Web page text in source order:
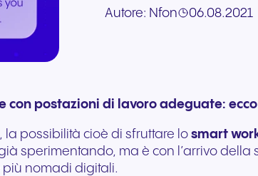
ad alta
l’hardware esistente. Si
del
cure.
Comunicazione integrata
forniamo
per
su Cloudya
Compila il nostro modulo di
Write to us
Autore: Nfon 06.08.2021
postazioni di lavoro adeguate:
la possibilità cioè di sfruttare lo smart
sperimentando, ma è con l’arrivo
nomadi digitali.